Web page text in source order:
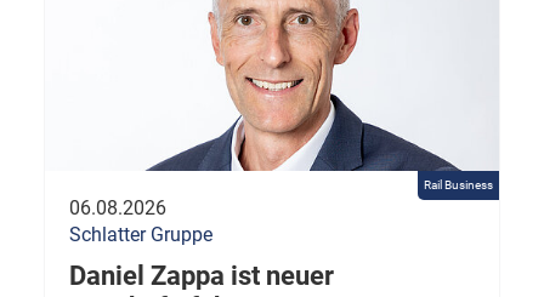
Rail Business
06.08.2026
Schlatter Gruppe
Daniel Zappa ist neuer